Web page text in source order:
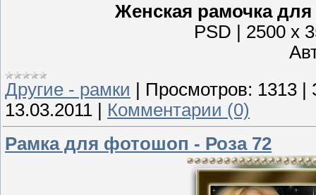
Женская рамочка
PSD | 2500 x
Другие - рамки
Просмотров: 1313
13.03.2011
Комментарии (0)
Рамка для фотошоп - Роза 72